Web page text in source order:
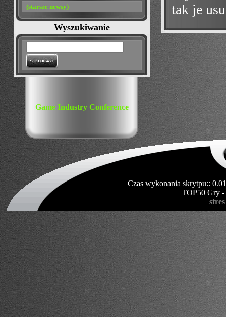
(starsze newsy)
Wyszukiwanie
Game Industry Conference
tak je
Czas wykonania skrytpu::
TOP50 Gry